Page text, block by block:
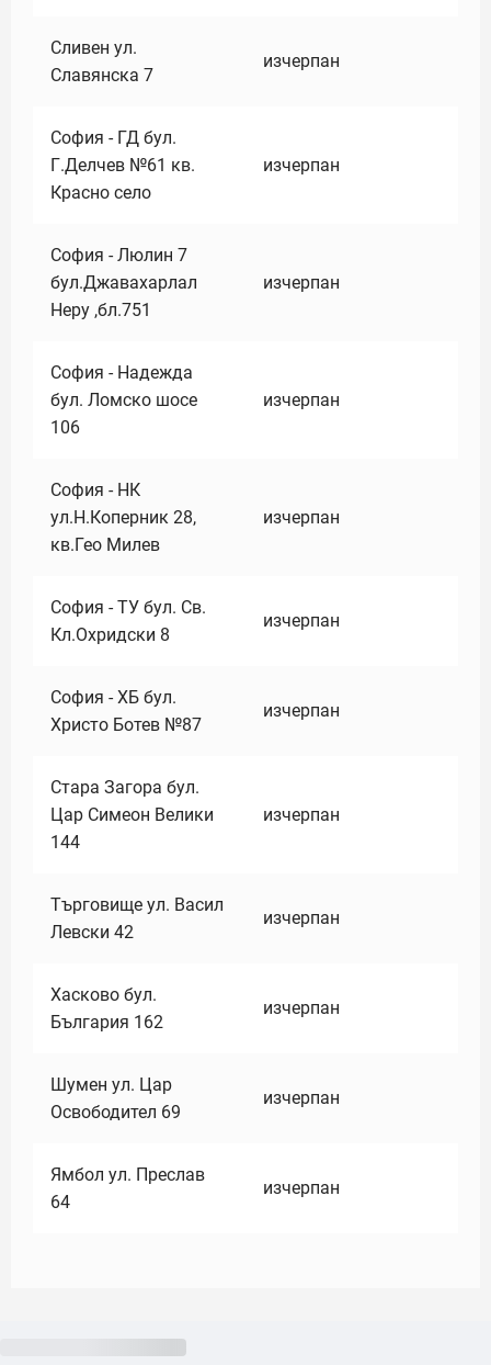
Сливен ул.
Славянска 7
изчерпан
София - ГД бул.
Г.Делчев №61 кв.
Красно село
изчерпан
София - Люлин 7
бул.Джавахарлал
Неру ,бл.751
изчерпан
София - Надежда
бул. Ломско шосе
106
изчерпан
София - НК
ул.Н.Коперник 28,
кв.Гео Милев
изчерпан
София - ТУ бул. Св.
Кл.Охридски 8
изчерпан
София - ХБ бул.
Христо Ботев №87
изчерпан
Стара Загора бул.
Цар Симеон Велики
144
изчерпан
Търговище ул. Васил
Левски 42
изчерпан
Хасково бул.
България 162
изчерпан
Шумен ул. Цар
Освободител 69
изчерпан
Ямбол ул. Преслав
64
изчерпан